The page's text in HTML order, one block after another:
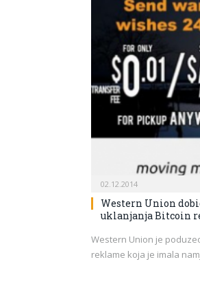
02.12.2014
Western Union
uklanjanja Bitcoin
Western Union je
reklame koja je imala